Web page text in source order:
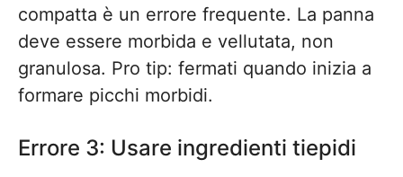
compatta è un errore frequente. La panna
deve essere morbida e vellutata, non
granulosa. Pro tip: fermati quando inizia a
formare picchi morbidi.
Errore 3: Usare ingredienti tiepidi